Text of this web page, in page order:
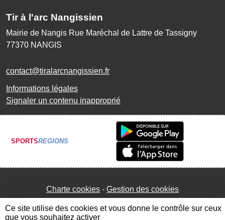
Tir à l'arc Nangissien
Mairie de Nangis Rue Maréchal de Lattre de Tassigny
77370 NANGIS
contact@tiralarcnangissien.fr
Informations légales
Signaler un contenu inapproprié
SPORTSREGIONS
Charte cookies Gestion des cookies
Ce site utilise des cookies et vous donne le contrôle sur ceux
que vous souhaitez activer